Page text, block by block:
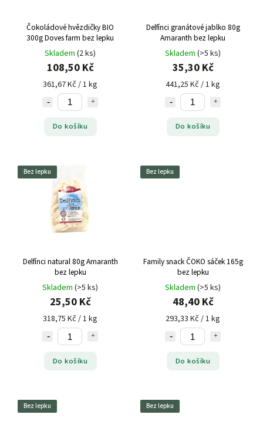
Čokoládové hvězdičky BIO
300g Doves farm bez lepku
Skladem (2 ks)
108,50 Kč
361,67 Kč / 1 kg
Do košíku
Delfínci granátové jablko 80g
Amaranth bez lepku
Skladem (>5 ks)
35,30 Kč
441,25 Kč / 1 kg
Do košíku
Bez lepku
Delfínci natural 80g Amaranth
bez lepku
Skladem (>5 ks)
25,50 Kč
318,75 Kč / 1 kg
Do košíku
Bez lepku
Family snack ČOKO sáček 165g
bez lepku
Skladem (>5 ks)
48,40 Kč
293,33 Kč / 1 kg
Do košíku
Bez lepku Bez lepku